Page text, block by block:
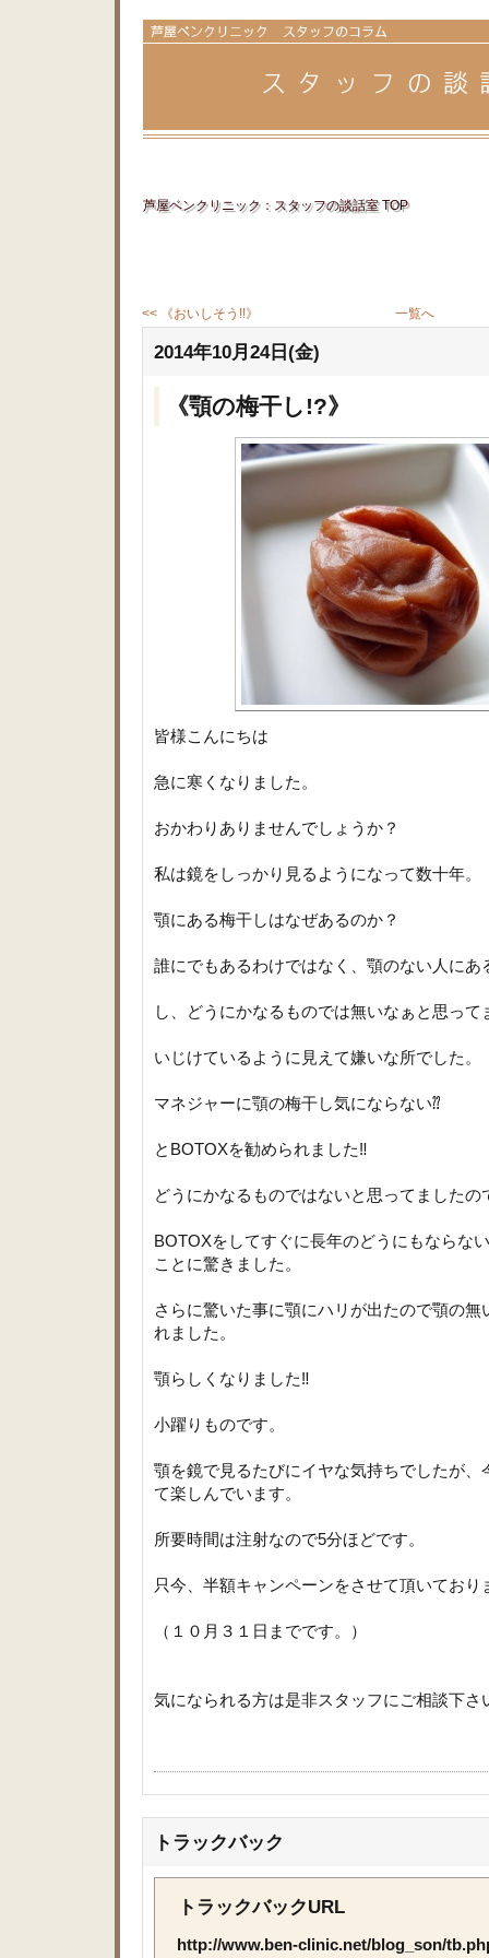
芦屋ベンクリニック：スタッフの談話室 TOP
<< 《おいしそう!!》 一覧へ
2014年10月24日(金)
《顎の梅干し!?》
皆様こんにちは
急に寒くなりました。
おかわりありませんでしょうか？
私は鏡をしっかり見るようになって数十年。
顎にある梅干しはなぜあるのか？
誰にでもあるわけではなく、顎のない人にあ
し、どうにかなるものでは無いなぁと思って
いじけているように見えて嫌いな所でした。
マネジャーに顎の梅干し気にならない⁇
とBOTOXを勧められました‼︎
どうにかなるものではないと思ってましたの
BOTOXをしてすぐに長年のどうにもならな
ことに驚きました。
さらに驚いた事に顎にハリが出たので顎の
れました。
顎らしくなりました‼︎
小躍りものです。
顎を鏡で見るたびにイヤな気持ちでしたが、
て楽しんでいます。
所要時間は注射なので5分ほどです。
只今、半額キャンペーンをさせて頂いており
（１０月３１日までです。）
気になられる方は是非スタッフにご相談下さ
トラックバック
トラックバックURL
http://www.ben-clinic.net/blog_son/